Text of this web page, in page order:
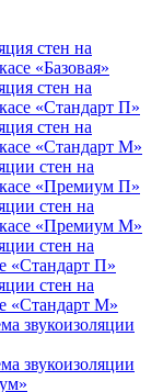
стен на
«Базовая»
стен на
«Стандарт П»
стен на
«Стандарт М»
стен на
«Премиум П»
стен на
«Премиум М»
стен на
«Стандарт П»
стен на
«Стандарт М»
звукоизоляции
звукоизоляции